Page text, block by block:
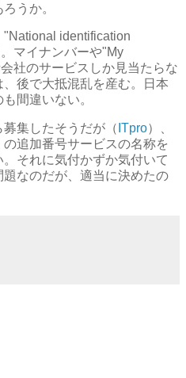
うか。
identification
マイナンバーや"My
社のサービスしか見当たらな
後で大抵混乱を産む。日本
間違いない。
集したそうだが（ ITpro）、
追加番号サービスの名称を
それに気付かずか気付いて
なのだが、適当に決めたの